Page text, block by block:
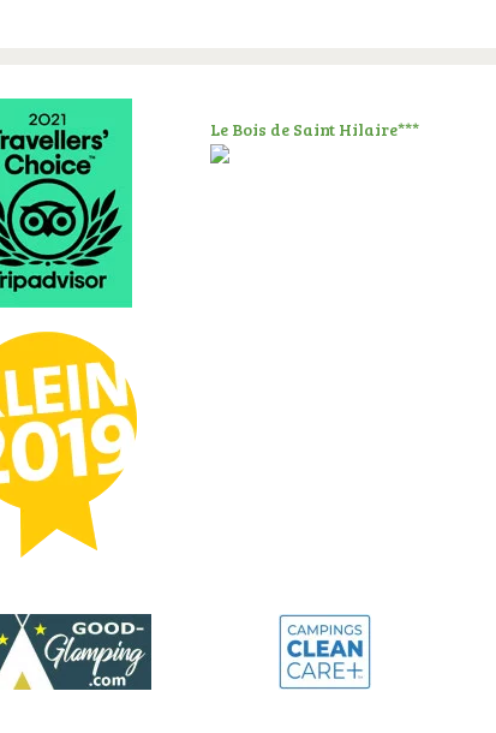
Le Bois de Saint Hilaire***